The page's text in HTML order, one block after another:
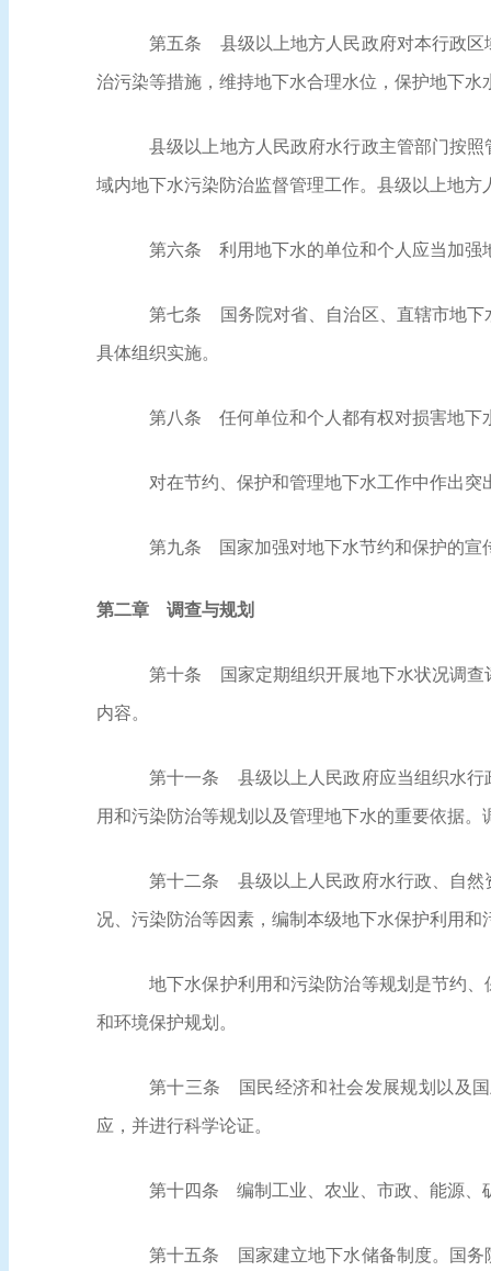
第五条 县级以上地方人民政府对本行政区
治污染等措施，维持地下水合理水位，保护地下水
县级以上地方人民政府水行政主管部门按
域内地下水污染防治监督管理工作。县级以上地
第六条 利用地下水的单位和个人应当加强
第七条 国务院对省、自治区、直辖市地下
具体组织实施。
第八条 任何单位和个人都有权对损害地下
对在节约、保护和管理地下水工作中作出
第九条 国家加强对地下水节约和保护的宣
第二章 调查与规划
第十条 国家定期组织开展地下水状况调查
内容。
第十一条 县级以上人民政府应当组织水行
用和污染防治等规划以及管理地下水的重要依据
第十二条 县级以上人民政府水行政、自然
况、污染防治等因素，编制本级地下水保护利用
地下水保护利用和污染防治等规划是节约
和环境保护规划。
第十三条 国民经济和社会发展规划以及
应，并进行科学论证。
第十四条 编制工业、农业、市政、能源、
第十五条 国家建立地下水储备制度。国务